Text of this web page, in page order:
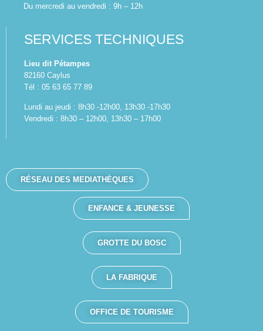
Du mercredi au vendredi : 9h – 12h
SERVICES TECHNIQUES
Lieu dit Pétampes
82160 Caylus
Tél : 05 63 65 77 89
Lundi au jeudi : 8h30 -12h00, 13h30 -17h30
Vendredi : 8h30 – 12h00, 13h30 – 17h00
RÉSEAU DES MEDIATHÈQUES
ENFANCE & JEUNESSE
GROTTE DU BOSC
LA FABRIQUE
OFFICE DE TOURISME